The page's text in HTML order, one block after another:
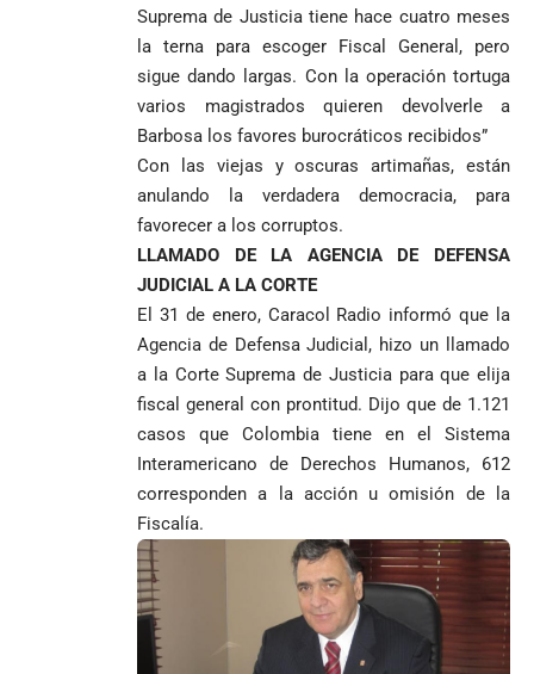
Suprema de Justicia tiene hace cuatro meses
la terna para escoger Fiscal General, pero
sigue dando largas. Con la operación tortuga
varios magistrados quieren devolverle a
Barbosa los favores burocráticos recibidos”
Con las viejas y oscuras artimañas, están
anulando la verdadera democracia, para
favorecer a los corruptos.
LLAMADO DE LA AGENCIA DE DEFENSA
JUDICIAL A LA CORTE
El 31 de enero, Caracol Radio informó que la
Agencia de Defensa Judicial, hizo un llamado
a la Corte Suprema de Justicia para que elija
fiscal general con prontitud. Dijo que de 1.121
casos que Colombia tiene en el Sistema
Interamericano de Derechos Humanos, 612
corresponden a la acción u omisión de la
Fiscalía.